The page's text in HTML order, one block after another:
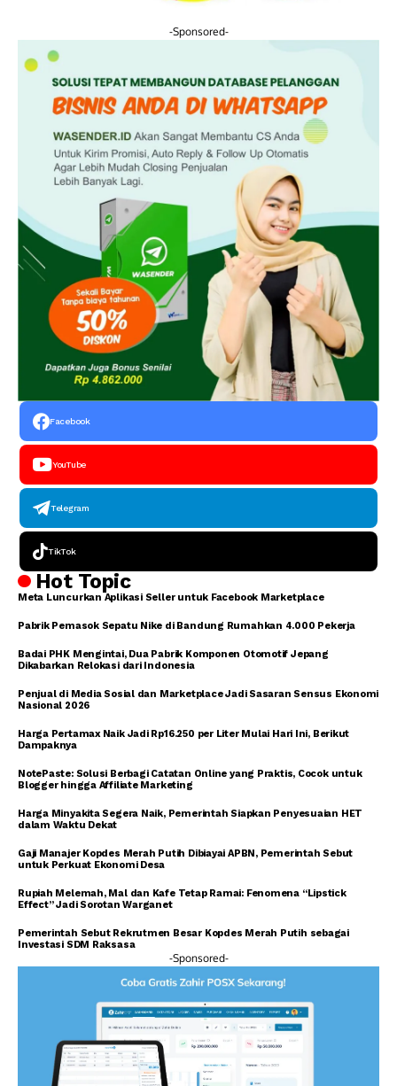
-Sponsored-
Facebook
YouTube
Telegram
TikTok
Hot Topic
Meta Luncurkan Aplikasi Seller untuk Facebook Marketplace
Pabrik Pemasok Sepatu Nike di Bandung Rumahkan 4.000 Pekerja
Badai PHK Mengintai, Dua Pabrik Komponen Otomotif Jepang
Dikabarkan Relokasi dari Indonesia
Penjual di Media Sosial dan Marketplace Jadi Sasaran Sensus Ekonomi
Nasional 2026
Harga Pertamax Naik Jadi Rp16.250 per Liter Mulai Hari Ini, Berikut
Dampaknya
NotePaste: Solusi Berbagi Catatan Online yang Praktis, Cocok untuk
Blogger hingga Affiliate Marketing
Harga Minyakita Segera Naik, Pemerintah Siapkan Penyesuaian HET
dalam Waktu Dekat
Gaji Manajer Kopdes Merah Putih Dibiayai APBN, Pemerintah Sebut
untuk Perkuat Ekonomi Desa
Rupiah Melemah, Mal dan Kafe Tetap Ramai: Fenomena “Lipstick
Effect” Jadi Sorotan Warganet
Pemerintah Sebut Rekrutmen Besar Kopdes Merah Putih sebagai
Investasi SDM Raksasa
-Sponsored-